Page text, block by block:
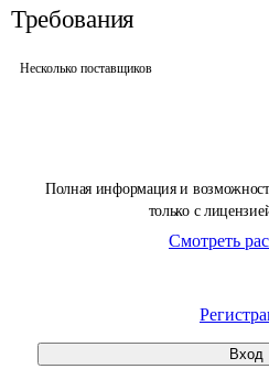
Полная информация и
только с
Смотреть
Вход
Требования
Несколько поставщиков